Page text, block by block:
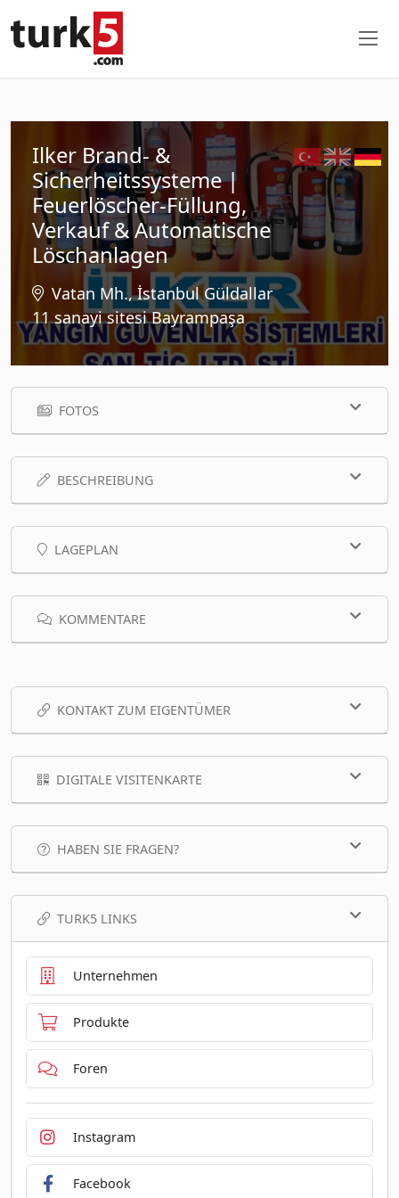
Ilker Brand- &
Sicherheitssysteme |
Feuerlöscher-Füllung,
Verkauf & Automatische
Löschanlagen
Vatan Mh., İstanbul Güldallar
11 sanayi sitesi Bayrampaşa
FOTOS
BESCHREIBUNG
LAGEPLAN
KOMMENTARE
KONTAKT ZUM EIGENTÜMER
DIGITALE VISITENKARTE
HABEN SIE FRAGEN?
TURK5 LINKS
Unternehmen
Produkte
Foren
Instagram
Facebook